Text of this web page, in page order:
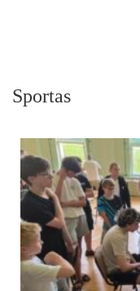
Sportas